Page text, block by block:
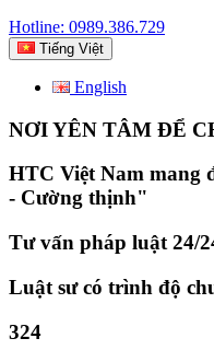
Hotline: 0989.386.729
Tiếng Việt
English
NƠI YÊN TÂM ĐỂ
HTC Việt Nam mang
- Cường thịnh"
Tư vấn pháp luật 24/
Luật sư có trình độ
324